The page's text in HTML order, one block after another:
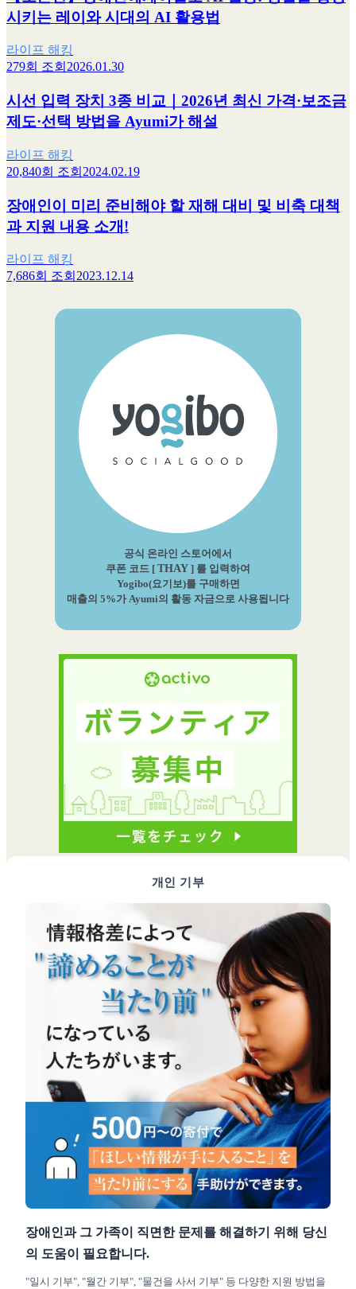
시키는 레이와 시대의 AI 활용법
라이프 해킹
279회 조회 2026.01.30
시선 입력 장치 3종 비교｜2026년 최신 가격·보조금
제도·선택 방법을 Ayumi가 해설
라이프 해킹
20,840회 조회 2024.02.19
장애인이 미리 준비해야 할 재해 대비 및 비축 대책
과 지원 내용 소개!
라이프 해킹
7,686회 조회 2023.12.14
공식 온라인 스토어에서
쿠폰 코드 [ THAY ] 를 입력하여
Yogibo(요기보)를 구매하면
매출의 5%가 Ayumi의 활동 자금으로 사용됩니다
개인 기부
장애인과 그 가족이 직면한 문제를 해결하기 위해 당신
의 도움이 필요합니다.
"일시 기부", "월간 기부", "물건을 사서 기부" 등 다양한 지원 방법을